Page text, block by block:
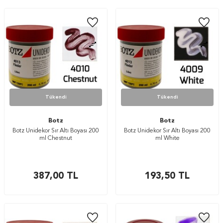
Tükendi
Botz
Botz Unidekor Sır Altı Boyası 200
ml Chestnut
387,00 TL
Tükendi
Botz
Botz Unidekor Sır Altı Boyası 200
ml White
193,50 TL